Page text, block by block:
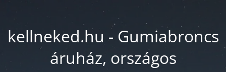
kellneked.hu - Gumiabroncs
áruház, országos